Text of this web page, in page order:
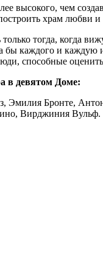
высокого, чем
храм любви
тогда, когда
каждого и каждую
способные
в девятом Доме:
Эмилия Бронте,
Вирджиния Вульф.